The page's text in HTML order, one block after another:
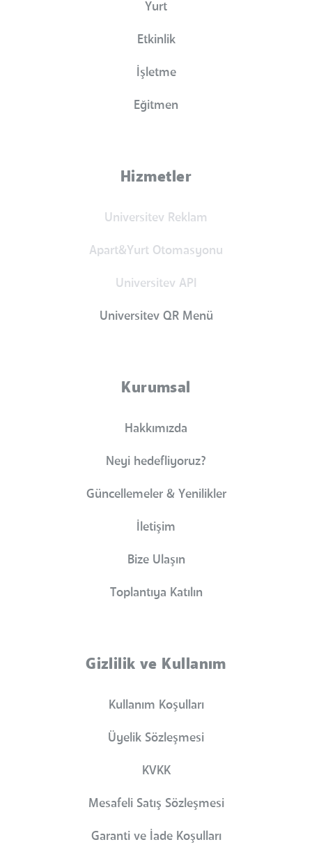
Yurt
Etkinlik
İşletme
Eğitmen
Hizmetler
Universitev Reklam
Apart&Yurt Otomasyonu
Universitev API
Universitev QR Menü
Kurumsal
Hakkımızda
Neyi hedefliyoruz?
Güncellemeler & Yenilikler
İletişim
Bize Ulaşın
Toplantıya Katılın
Gizlilik ve Kullanım
Kullanım Koşulları
Üyelik Sözleşmesi
KVKK
Mesafeli Satış Sözleşmesi
Garanti ve İade Koşulları